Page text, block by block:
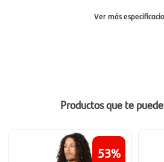
Ver más
Productos que te
53